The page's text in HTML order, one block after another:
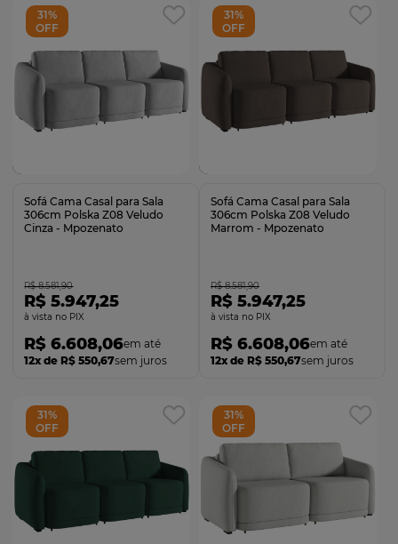
31%
OFF
Sofá Cama Casal para Sala
306cm Polska Z08 Veludo
Cinza - Mpozenato
R$ 5.947,25
no PIX
R$ 8.581,90
R$ 6.608,06
12x de R$ 550,67sem juros
31%
OFF
Sofá Cama Casal para Sala
306cm Polska Z08 Veludo
Marrom - Mpozenato
R$ 5.947,25
no PIX
R$ 8.581,90
R$ 6.608,06
12x de R$ 550,67sem juros
31%
OFF
31%
OFF